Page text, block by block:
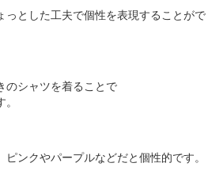
っとした工夫で個性を表現することがで
のシャツを着ることで
ンクやパープルなどだと個性的です。